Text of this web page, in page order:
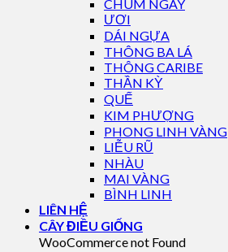
CHÙM NGÂY
ƯƠI
DÁI NGỰA
THÔNG BA LÁ
THÔNG CARIBE
THẦN KỲ
QUẾ
KIM PHƯỢNG
PHONG LINH VÀNG
LIỄU RŨ
NHÀU
MAI VÀNG
BÌNH LINH
LIÊN HỆ
CÂY ĐIỀU GIỐNG
WooCommerce not Found